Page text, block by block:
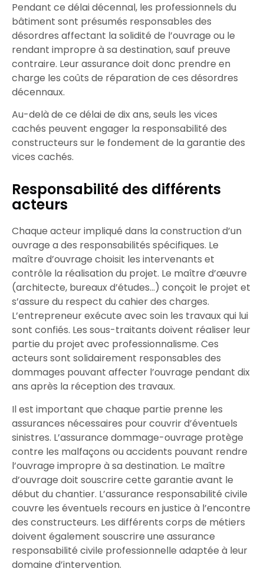
Pendant ce délai décennal, les professionnels du
bâtiment sont présumés responsables des
désordres affectant lasolidité de l’ouvrage ou le
rendant impropre à sadestination, sauf preuve
contraire. Leurassurance doit donc prendre en
charge les coûts de réparationde ces désordres
décennaux.
Au-delà de ce délai de dix ans, seuls les vices
cachés peuvent engager la responsabilité des
constructeurs sur le fondement de lagarantie des
vices cachés.
Responsabilité des différents
acteurs
Chaque acteur impliqué dans la construction d’un
ouvrage a des responsabilités spécifiques. Le
maître d’ouvrage choisit les intervenants et
contrôle la réalisation du projet. Le maître d’œuvre
(architecte, bureaux d’études…) conçoit le projet et
s’assure du respect du cahier des charges.
L’entrepreneurexécute avec soin les travaux qui lui
sont confiés. Les sous-traitants doivent réaliser leur
partie du projet avec professionnalisme. Ces
acteurs sont solidairement responsables des
dommages pouvant affecter l’ouvrage pendant dix
ans après la réception des travaux.
Il est important que chaque partie prenne les
assurances nécessaires pour couvrir d’éventuels
sinistres. L’assurance dommage-ouvrage protège
contre les malfaçons ou accidents pouvant rendre
l’ouvrage impropre à sa destination. Le maître
d’ouvrage doit souscrire cette garantie avant le
début du chantier. L’assurance responsabilité civile
couvre les éventuels recours en justice à l’encontre
des constructeurs. Les différents corps de métiers
doivent également souscrire une assurance
responsabilité civile professionnelle adaptée à leur
domaine d’intervention.